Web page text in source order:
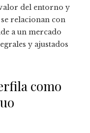
del entorno y
relacionan con
a un mercado
y ajustados
como